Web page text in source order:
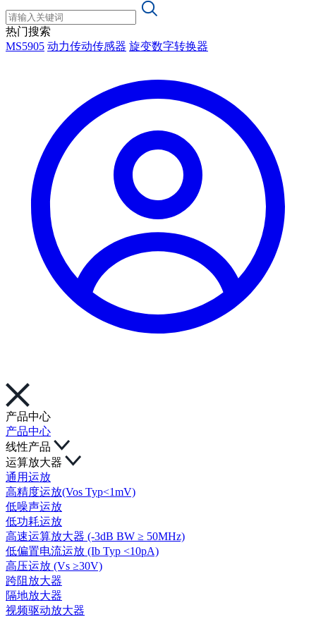
热门搜索
MS5905 动力传动传感器 旋变数字转换器
产品中心
产品中心
线性产品
运算放大器
通用运放
高精度运放(Vos Typ<1mV)
低噪声运放
低功耗运放
高速运算放大器 (-3dB BW ≥ 50MHz)
低偏置电流运放 (Ib Typ <10pA)
高压运放 (Vs ≥30V)
跨阻放大器
隔地放大器
视频驱动放大器